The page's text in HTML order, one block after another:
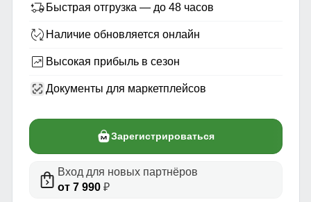
Быстрая отгрузка — до 48 часов
Наличие обновляется онлайн
Высокая прибыль в сезон
Документы для маркетплейсов
Зарегистрироваться
Вход для новых партнёров
от 7 990₽